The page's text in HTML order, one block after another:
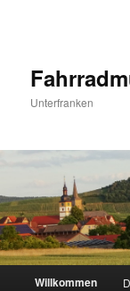
Unterfranken
HauptmenüWillkommen